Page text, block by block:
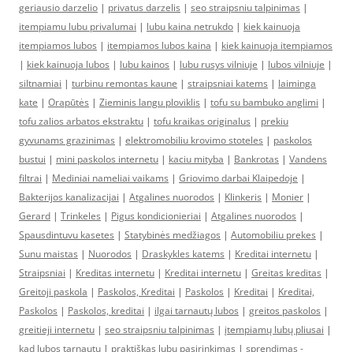
geriausio darzelio | privatus darzelis | seo straipsniu talpinimas |
itempiamu lubu privalumai | lubu kaina netrukdo | kiek kainuoja
itempiamos lubos | itempiamos lubos kaina | kiek kainuoja itempiamos
| kiek kainuoja lubos | lubu kainos | lubu rusys vilniuje | lubos vilniuje |
siltnamiai | turbinu remontas kaune | straipsniai katems | laiminga
kate | Orapūtės | Zieminis langu ploviklis | tofu su bambuko anglimi |
tofu zalios arbatos ekstraktu | tofu kraikas originalus | prekiu
gyvunams grazinimas | elektromobiliu krovimo stoteles | paskolos
bustui | mini paskolos internetu | kaciu mityba | Bankrotas | Vandens
filtrai | Mediniai nameliai vaikams | Griovimo darbai Klaipedoje |
Bakterijos kanalizacijai | Atgalines nuorodos | Klinkeris | Monier |
Gerard | Trinkeles | Pigus kondicionieriai | Atgalines nuorodos |
Spausdintuvu kasetes | Statybinės medžiagos | Automobiliu prekes |
Sunu maistas | Nuorodos | Draskykles katems | Kreditai internetu |
Straipsniai | Kreditas internetu | Kreditai internetu | Greitas kreditas |
Greitoji paskola | Paskolos, Kreditai | Paskolos | Kreditai | Kreditai,
Paskolos | Paskolos, kreditai | ilgai tarnautų lubos | greitos paskolos |
greitieji internetu | seo straipsniu talpinimas | įtempiamų lubų pliusai |
kad lubos tarnautų | praktiškas lubų pasirinkimas | sprendimas -